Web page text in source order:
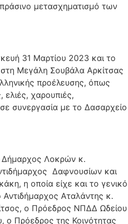
μετασχηματισμό των
31 Μαρτίου 2023 και το
Μεγάλη Σουβάλα Αρκίτσας
προέλευσης, όπως
ελιές, χαρουπιές,
συνεργασία με το Δασαρχείο
Δήμαρχος Λοκρών κ.
Δαφνουσίων και
η οποία είχε και το γενικό
Αταλάντης κ.
ο Πρόεδρος ΝΠΔΔ Ωδείου
ο Πρόεδρος της Κοινότητας